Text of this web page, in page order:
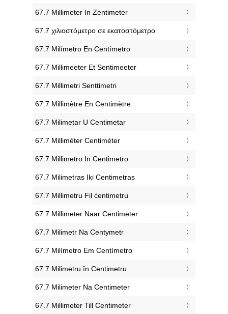
‎67.7 Millimeter In Zentimeter
‎67.7 χιλιοστόμετρο σε εκατοστόμετρο
‎67.7 Milímetro En Centímetro
‎67.7 Millimeeter Et Sentimeeter
‎67.7 Millimetri Senttimetri
‎67.7 Millimètre En Centimètre
‎67.7 Milimetar U Centimetar
‎67.7 Milliméter Centiméter
‎67.7 Millimetro In Centimetro
‎67.7 Milimetras Iki Centimetras
‎67.7 Millimetru Fil ċentimetru
‎67.7 Millimeter Naar Centimeter
‎67.7 Milimetr Na Centymetr
‎67.7 Milímetro Em Centímetro
‎67.7 Milimetru în Centimetru
‎67.7 Milimeter Na Centimeter
‎67.7 Millimeter Till Centimeter